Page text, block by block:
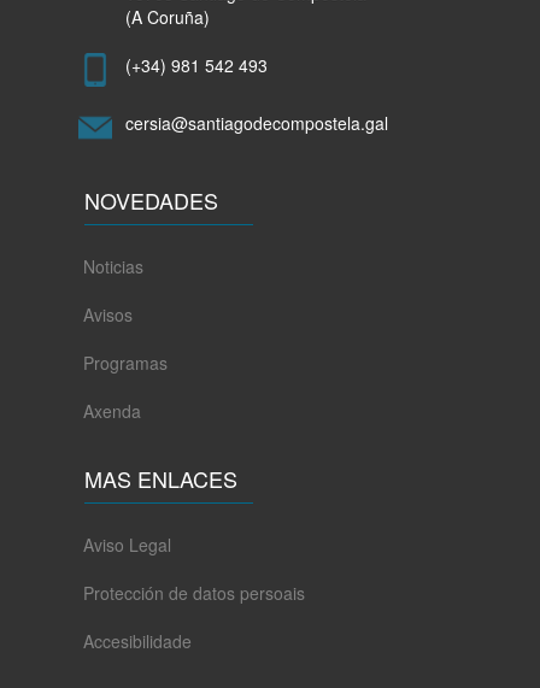
(A Coruña)
(+34) 981 542 493
cersia@santiagodecompostela.gal
NOVEDADES
Noticias
Avisos
Programas
Axenda
MAS ENLACES
Aviso Legal
Protección de datos persoais
Accesibilidade